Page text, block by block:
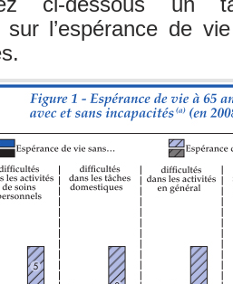
sur l’espérance de